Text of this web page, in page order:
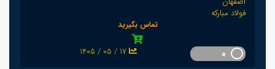
فولاد مبارکه
تماس بگیرید
1405 / 05 / 17